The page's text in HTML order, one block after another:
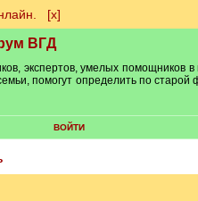
[х]
ВГД
экспертов, умелых помощников в
помогут определить по
ВОЙТИ